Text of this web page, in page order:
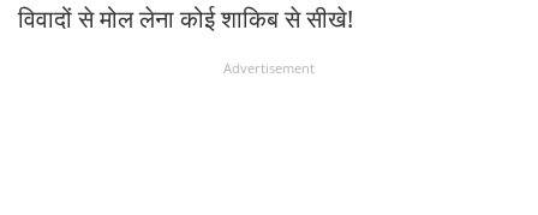
विवादों से मोल लेना कोई शाकिब से सीखे!
Advertisement